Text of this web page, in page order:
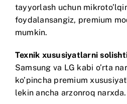
tayyorlash uchun
foydalansangiz, premium
mumkin.
Texnik xususiyatlarni
Samsung va LG kabi o’rta
ko’pincha premium
lekin ancha arzonroq narxda.